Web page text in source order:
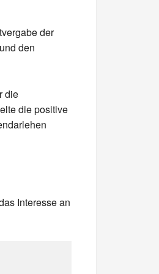
der
den
die
die positive
Interesse an